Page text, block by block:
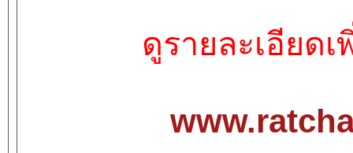
ดูรายละเอียด